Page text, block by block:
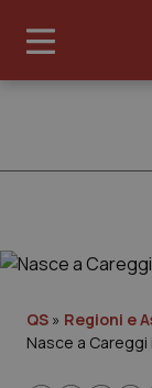
Cronache
QS » Regioni e
Nasce a